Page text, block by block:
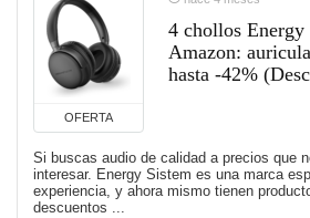
OFERTA
4 chollos Energy
Amazon:
hasta -42%
Si buscas audio de calidad a precios que
interesar. Energy Sistem es una marca
experiencia, y ahora mismo tienen
descuentos ...